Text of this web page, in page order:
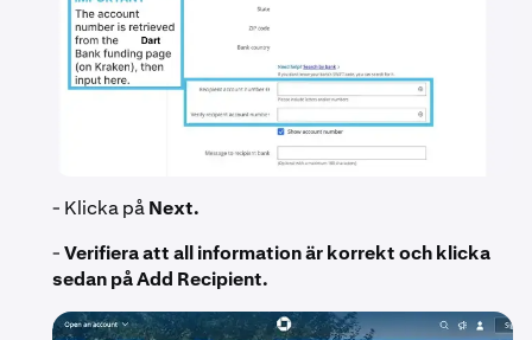
- Klicka påNext.
-Verifiera att all information är korrekt och klicka
sedan på Add Recipient.